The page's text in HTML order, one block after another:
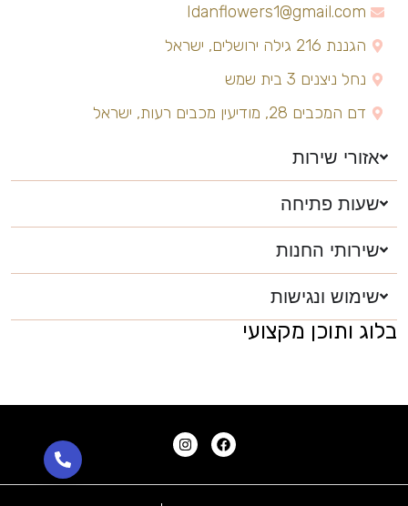
Idanflowers1@gmail.com
הגננת 216 גילה ירושלים, ישראל
נחל ניצנים 3 בית שמש
דם המכבים 28, מודיעין מכבים רעות, ישראל
אזורי שירות
שעות פתיחה
שירותי החנות
שימוש ונגישות
בלוג ותוכן מקצועי